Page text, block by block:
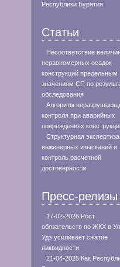
Республики Бурятия
Статьи
Несоответствие
неравномерных осадок
конструкций предельным
значениям СП по
обследования
Алгоритм
контроля при аварийных
повреждениях
Структурная экспертиза
инженерных изысканий и
контроль расчетной
достоверности
Пресс-релизы
17-02-2026 Рост
обязательств по ЖКХ в
Удэ усиливает сжатие
ликвидности
21-04-2025 Как